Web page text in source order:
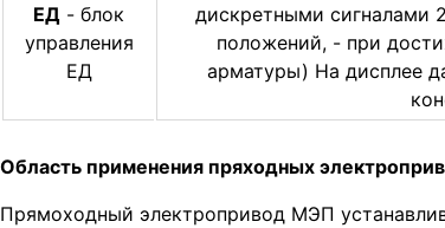
ЕД - блок
управления
ЕД
дискретными сигналами
положений, - при
арматуры) На дисплее
Область применения пряходных
Прямоходный электропривод МЭП